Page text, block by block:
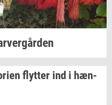
flyt­ter ind i hæn­